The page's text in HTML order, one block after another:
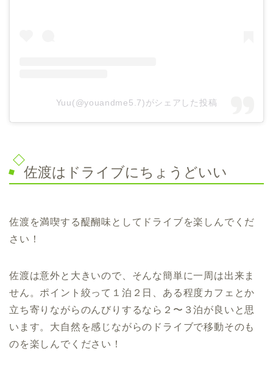
Yuu(@youandme5.7)がシェアした投稿
佐渡はドライブにちょうどいい
佐渡を満喫する醍醐味としてドライブを楽しんでくだ
さい！
佐渡は意外と大きいので、そんな簡単に一周は出来ま
せん。ポイント絞って１泊２日、ある程度カフェとか
立ち寄りながらのんびりするなら２〜３泊が良いと思
います。大自然を感じながらのドライブで移動そのも
のを楽しんでください！